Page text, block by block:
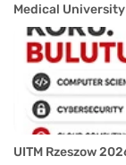
Medical
UITM Rzeszow